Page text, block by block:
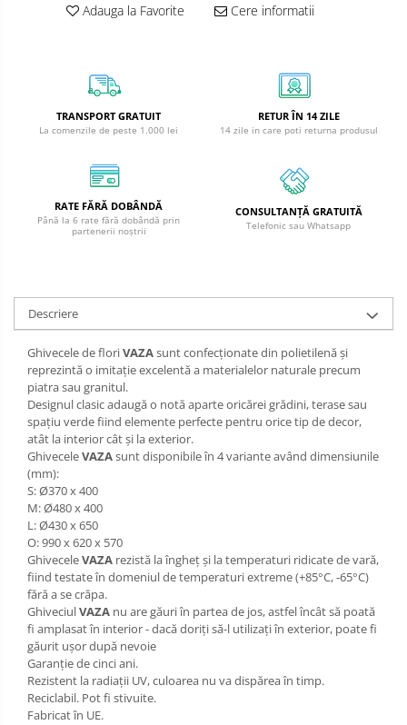
Adauga la Favorite Cere informatii
TRANSPORT GRATUIT
La comenzile de peste 1.000 lei
RETUR ÎN 14 ZILE
14 zile in care poti returna produsul
RATE FĂRĂ DOBÂNDĂ
Până la 6 rate fără dobândă prin
partenerii noștrii
CONSULTANȚĂ GRATUITĂ
Telefonic sau Whatsapp
Descriere
Ghivecele de floriVAZAsunt confecționate din polietilenă și
reprezintă o imitație excelentă a materialelor naturale precum
piatra sau granitul.
Designul clasic adaugă o notă aparte oricărei grădini, terase sau
spațiu verde fiind elemente perfecte pentru orice tip de decor,
atât la interior cât și la exterior.
GhiveceleVAZAsunt disponibile în 4 variante având dimensiunile
(mm):
S: Ø370 x 400
M: Ø480 x 400
L: Ø430 x 650
O: 990 x 620 x 570
GhiveceleVAZA rezistă la îngheț și la temperaturi ridicate de vară,
fiind testate în domeniul de temperaturi extreme (+85°C, -65°C)
fără a se crăpa.
GhiveciulVAZA nu are găuri în partea de jos, astfel încât să poată
fi amplasat în interior - dacă doriți să-l utilizați în exterior, poate fi
găurit ușor după nevoie
Garanție de cinci ani.
Rezistent la radiații UV, culoarea nu va dispărea în timp.
Reciclabil. Pot fi stivuite.
Fabricat în UE.